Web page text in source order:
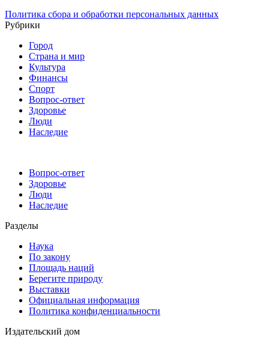
Политика сбора и обработки персональных данных
Рубрики
Город
Страна и мир
Культура
Финансы
Спорт
Вопрос-ответ
Здоровье
Люди
Наследие
Вопрос-ответ
Здоровье
Люди
Наследие
Разделы
Наука
По закону
Площадь наций
Берегите природу
Выставки
Официальная информация
Политика конфиденциальности
Издательский дом